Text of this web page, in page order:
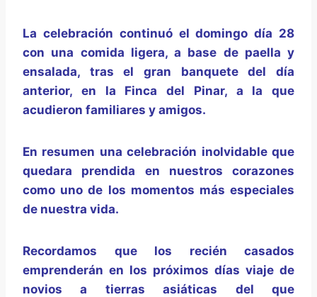
La celebración continuó el domingo día 28
con una comida ligera, a base de paella y
ensalada, tras el gran banquete del día
anterior, en la Finca del Pinar, a la que
acudieron familiares y amigos.
En resumen una celebración inolvidable que
quedara prendida en nuestros corazones
como uno de los momentos más especiales
de nuestra vida.
Recordamos que los recién casados
emprenderán en los próximos días viaje de
novios a tierras asiáticas del que